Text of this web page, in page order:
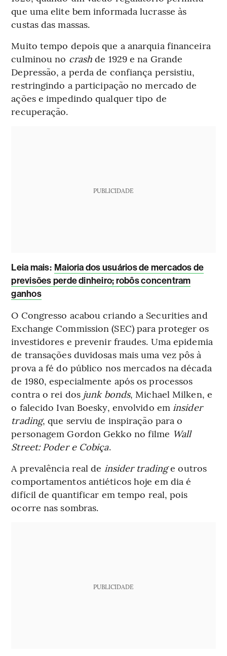
que uma elite bem informada lucrasse às
custas das massas.
Muito tempo depois que a anarquia financeira
culminou no crashde 1929 e na Grande
Depressão, a perda de confiança persistiu,
restringindo a participação no mercado de
ações e impedindo qualquer tipo de
recuperação.
PUBLICIDADE
Leia mais: Maioria dos usuários de mercados de
previsões perde dinheiro; robôs concentram
ganhos
O Congresso acabou criando a Securities and
Exchange Commission (SEC) para proteger os
investidores e prevenir fraudes. Uma epidemia
de transações duvidosas mais uma vez pôs à
prova a fé do público nos mercados na década
de 1980, especialmente após os processos
contra o rei dos junk bonds, Michael Milken, e
o falecido Ivan Boesky, envolvido em insider
trading, que serviu de inspiração para o
personagem Gordon Gekko no filme Wall
Street: Poder e Cobiça.
A prevalência real de insider tradinge outros
comportamentos antiéticos hoje em dia é
difícil de quantificar em tempo real, pois
ocorre nas sombras.
PUBLICIDADE